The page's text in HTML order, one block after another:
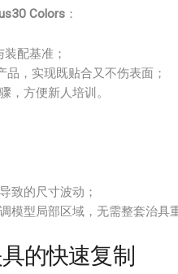
Colors ：
配基准；
，实现既贴合又不伤表面；
，方便新人培训。
致的尺寸波动；
模型局部区域，无需整套治具重
的快速复制